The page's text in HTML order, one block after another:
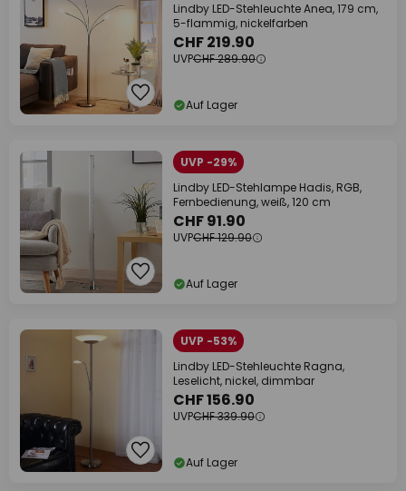
Lindby LED-Stehleuchte Anea, 179 cm,
5-flammig, nickelfarben
CHF 219.90
UVPCHF 289.90
Auf Lager
UVP -29%
Lindby LED-Stehlampe Hadis, RGB,
Fernbedienung, weiß, 120 cm
CHF 91.90
UVPCHF 129.90
Auf Lager
UVP -53%
Lindby LED-Stehleuchte Ragna,
Leselicht, nickel, dimmbar
CHF 156.90
UVPCHF 339.90
Auf Lager